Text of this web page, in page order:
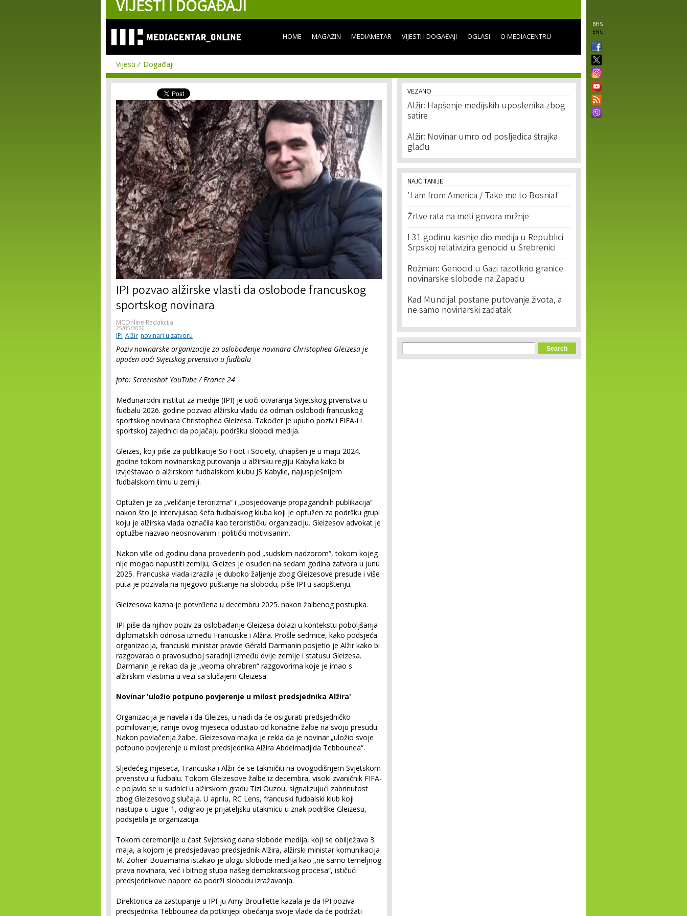
content
VIJESTI I DOGAĐAJI
BHS
ENG
HOME MAGAZIN MEDIAMETAR VIJESTI I DOGAĐAJI OGLASI O MEDIACENTRU
Vijesti Događaji
IPI pozvao alžirske vlasti da oslobode francuskog
sportskog novinara
MCOnline Redakcija
25/05/2026
IPI Alžir novinari u zatvoru
Poziv novinarske organizacije za oslobođenje novinara Christophea Gleizesa je
upućen uoči Svjetskog prvenstva u fudbalu
foto: Screenshot YouTube / France 24
Međunarodni institut za medije (IPI) je uoči otvaranja Svjetskog prvenstva u
fudbalu 2026. godine pozvao alžirsku vladu da odmah oslobodi francuskog
sportskog novinara Christophea Gleizesa. Također je uputio poziv i FIFA-i i
sportskoj zajednici da pojačaju podršku slobodi medija.
Gleizes, koji piše za publikacije So Foot i Society, uhapšen je u maju 2024.
godine tokom novinarskog putovanja u alžirsku regiju Kabylia kako bi
izvještavao o alžirskom fudbalskom klubu JS Kabylie, najuspješnijem
fudbalskom timu u zemlji.
Optužen je za „veličanje terorizma“ i „posjedovanje propagandnih publikacija“
nakon što je intervjuisao šefa fudbalskog kluba koji je optužen za podršku grupi
koju je alžirska vlada označila kao terorističku organizaciju. Gleizesov advokat je
optužbe nazvao neosnovanim i politički motivisanim.
Nakon više od godinu dana provedenih pod „sudskim nadzorom“, tokom kojeg
nije mogao napustiti zemlju, Gleizes je osuđen na sedam godina zatvora u junu
2025. Francuska vlada izrazila je duboko žaljenje zbog Gleizesove presude i više
puta je pozivala na njegovo puštanje na slobodu, piše IPI u saopštenju.
Gleizesova kazna je potvrđena u decembru 2025. nakon žalbenog postupka.
IPI piše da njihov poziv za oslobađanje Gleizesa dolazi u kontekstu poboljšanja
diplomatskih odnosa između Francuske i Alžira. Prošle sedmice, kako podsjeća
organizacija, francuski ministar pravde Gérald Darmanin posjetio je Alžir kako bi
razgovarao o pravosudnoj saradnji između dvije zemlje i statusu Gleizesa.
Darmanin je rekao da je „veoma ohrabren“ razgovorima koje je imao s
alžirskim vlastima u vezi sa slučajem Gleizesa.
Novinar 'uložio potpuno povjerenje u milost predsjednika Alžira'
Organizacija je navela i da Gleizes, u nadi da će osigurati predsjedničko
pomilovanje, ranije ovog mjeseca odustao od konačne žalbe na svoju presudu.
Nakon povlačenja žalbe, Gleizesova majka je rekla da je novinar „uložio svoje
potpuno povjerenje u milost predsjednika Alžira Abdelmadjida Tebbounea“.
Sljedećeg mjeseca, Francuska i Alžir će se takmičiti na ovogodišnjem Svjetskom
prvenstvu u fudbalu. Tokom Gleizesove žalbe iz decembra, visoki zvaničnik FIFA-
e pojavio se u sudnici u alžirskom gradu Tizi Ouzou, signalizujući zabrinutost
zbog Gleizesovog slučaja. U aprilu, RC Lens, francuski fudbalski klub koji
nastupa u Ligue 1, odigrao je prijateljsku utakmicu u znak podrške Gleizesu,
podsjetila je organizacija.
Tokom ceremonije u čast Svjetskog dana slobode medija, koji se obilježava 3.
maja, a kojom je predsjedavao predsjednik Alžira, alžirski ministar komunikacija
M. Zoheir Bouamama istakao je ulogu slobode medija kao „ne samo temeljnog
prava novinara, već i bitnog stuba našeg demokratskog procesa“, ističući
predsjednikove napore da podrži slobodu izražavanja.
Direktorica za zastupanje u IPI-ju Amy Brouillette kazala je da IPI poziva
predsjednika Tebbounea da potkrijepi obećanja svoje vlade da će podržati
VEZANO
Alžir: Hapšenje medijskih uposlenika zbog
satire
Alžir: Novinar umro od posljedica štrajka
glađu
NAJČITANIJE
'I am from America / Take me to Bosnia!'
Žrtve rata na meti govora mržnje
I 31 godinu kasnije dio medija u Republici
Srpskoj relativizira genocid u Srebrenici
Rožman: Genocid u Gazi razotkrio granice
novinarske slobode na Zapadu
Kad Mundijal postane putovanje života, a
ne samo novinarski zadatak
Search form
Search